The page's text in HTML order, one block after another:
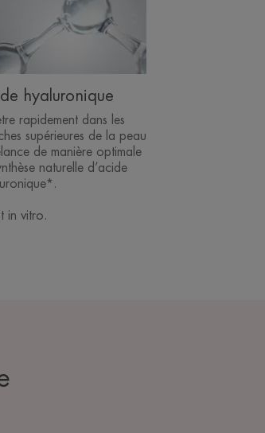
hyaluronique
rapidement dans les
supérieures de la peau
de manière optimale
naturelle d’acide
in vitro.